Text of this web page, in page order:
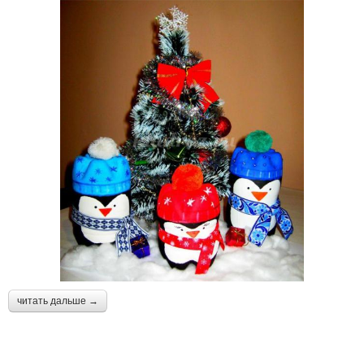
читать дальше →